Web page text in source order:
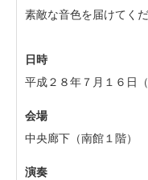
素敵な音色を届けてく
日時
平成２８年７月１６日
会場
中央廊下（南館１階）
演奏